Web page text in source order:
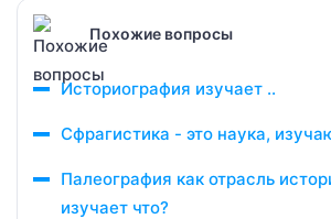
Похожие вопросы
Историография изучает ..
Сфрагистика - это наука,
Палеография как отрасль
изучает что?